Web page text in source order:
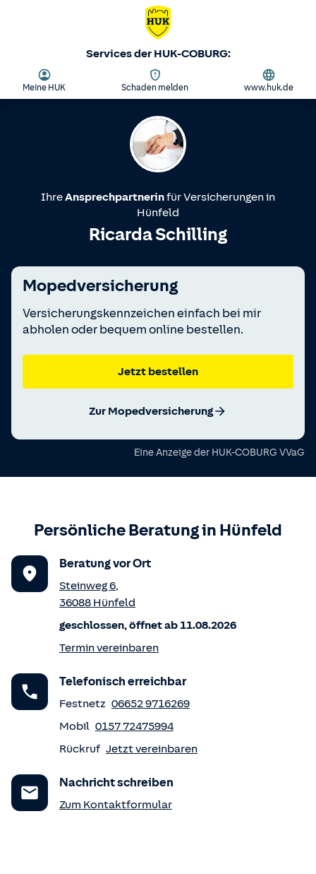
Services der HUK-COBURG:
Meine HUK Schaden melden www.huk.de
IhreAnsprechpartnerinfür Versicherungen in
Hünfeld
Ricarda Schilling
Mopedversicherung
Versicherungskennzeichen einfach bei mir
abholen oder bequem online bestellen.
Jetzt bestellen
Zur Mopedversicherung
Eine Anzeige der HUK-COBURG VVaG
Persönliche Beratung in Hünfeld
Beratung vor Ort
Steinweg 6,
36088 Hünfeld
geschlossen, öffnet ab 11.08.2026
Termin vereinbaren
Telefonisch erreichbar
Festnetz 06652 9716269
Mobil 0157 72475994
Rückruf Jetzt vereinbaren
Nachricht schreiben
Zum Kontaktformular